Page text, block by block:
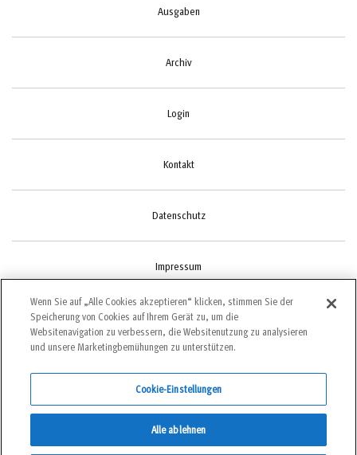
Ausgaben
Archiv
Login
Kontakt
Datenschutz
Impressum
Cookie-Einstellungen
©2022 bergundsteigen
Wenn Sie auf „Alle Cookies akzeptieren“ klicken, stimmen Sie der
Speicherung von Cookies auf Ihrem Gerät zu, um die
Websitenavigation zu verbessern, die Websitenutzung zu analysieren
und unsere Marketingbemühungen zu unterstützen.
Cookie-Einstellungen
Alle ablehnen